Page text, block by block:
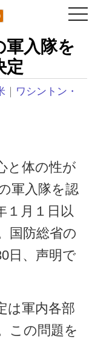
軍入隊を
定
｜ ワシントン・
と体の性が
軍入隊を認
１月１日以
国防総省の
日、声明で
は軍内各部
この問題を